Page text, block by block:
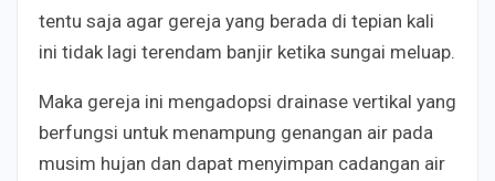
tentu saja agar gereja yang berada di tepian kali
ini tidak lagi terendam banjir ketika sungai meluap.
Maka gereja ini mengadopsi drainase vertikal yang
berfungsi untuk menampung genangan air pada
musim hujan dan dapat menyimpan cadangan air